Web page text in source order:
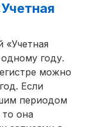
«Учетная
году.
можно
Если
периодом
она